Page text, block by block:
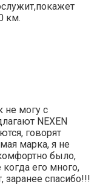
км.
не могу с
NEXEN
говорят
марка, я не
было,
его много,
заранее спасибо!!!